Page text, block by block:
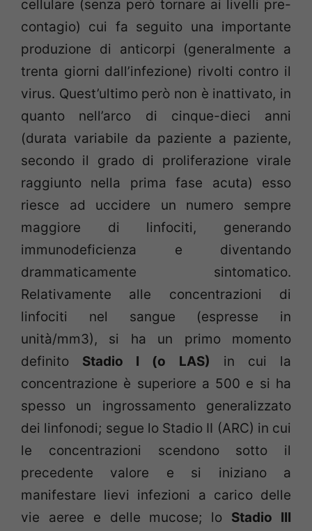
cellulare (senza però tornare ai livelli pre-
contagio) cui fa seguito una importante
produzione di anticorpi (generalmente a
trenta giorni dall’infezione) rivolti contro il
virus. Quest’ultimo però non è inattivato, in
quanto nell’arco di cinque-dieci anni
(durata variabile da paziente a paziente,
secondo il grado di proliferazione virale
raggiunto nella prima fase acuta) esso
riesce ad uccidere un numero sempre
maggiore di linfociti, generando
immunodeficienza e diventando
drammaticamente sintomatico.
Relativamente alle concentrazioni di
linfociti nel sangue (espresse in
unità/mm3), si ha un primo momento
definito Stadio I (o LAS) in cui la
concentrazione è superiore a 500 e si ha
spesso un ingrossamento generalizzato
dei linfonodi; segue lo Stadio II (ARC) in cui
le concentrazioni scendono sotto il
precedente valore e si iniziano a
manifestare lievi infezioni a carico delle
vie aeree e delle mucose; lo Stadio III